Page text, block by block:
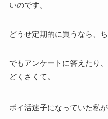
いのです。
どうせ定期的に買うなら、
でもアンケートに答えたり
どくさくて。
ポイ活迷子になっていた私